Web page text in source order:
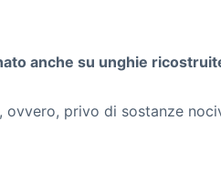
anche su unghie
, ovvero, privo di sostanze